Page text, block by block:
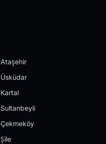
Ataşehir
Üsküdar
Kartal
Sultanbeyli
Çekmeköy
Şile